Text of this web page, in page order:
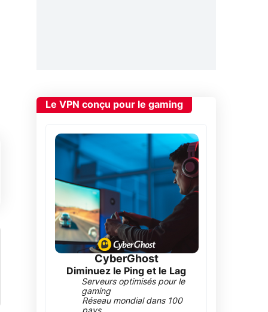
Le VPN conçu pour le gaming
CyberGhost
Diminuez le Ping et le Lag
Serveurs optimisés pour le
gaming
Réseau mondial dans 100